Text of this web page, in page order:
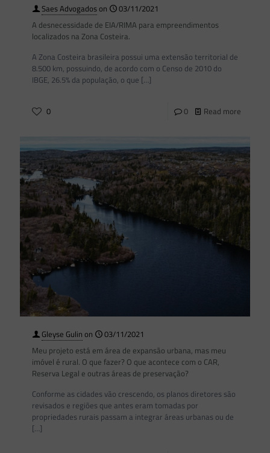
Saes Advogadoson
03/11/2021
A desnecessidade de EIA/RIMA para empreendimentos
localizados na Zona Costeira.
A Zona Costeira brasileira possui uma extensão territorial de
8.500 km, possuindo, de acordo com o Censo de 2010 do
IBGE, 26.5% da população, o que […]
0 0 Read more
Gleyse Gulin on
03/11/2021
Meu projeto está em área de expansão urbana, mas meu
imóvel é rural. O que fazer? O que acontece com o CAR,
Reserva Legal e outras áreas de preservação?
Conforme as cidades vão crescendo, os planos diretores são
revisados e regiões que antes eram tomadas por
propriedades rurais passam a integrar áreas urbanas ou de
[…]